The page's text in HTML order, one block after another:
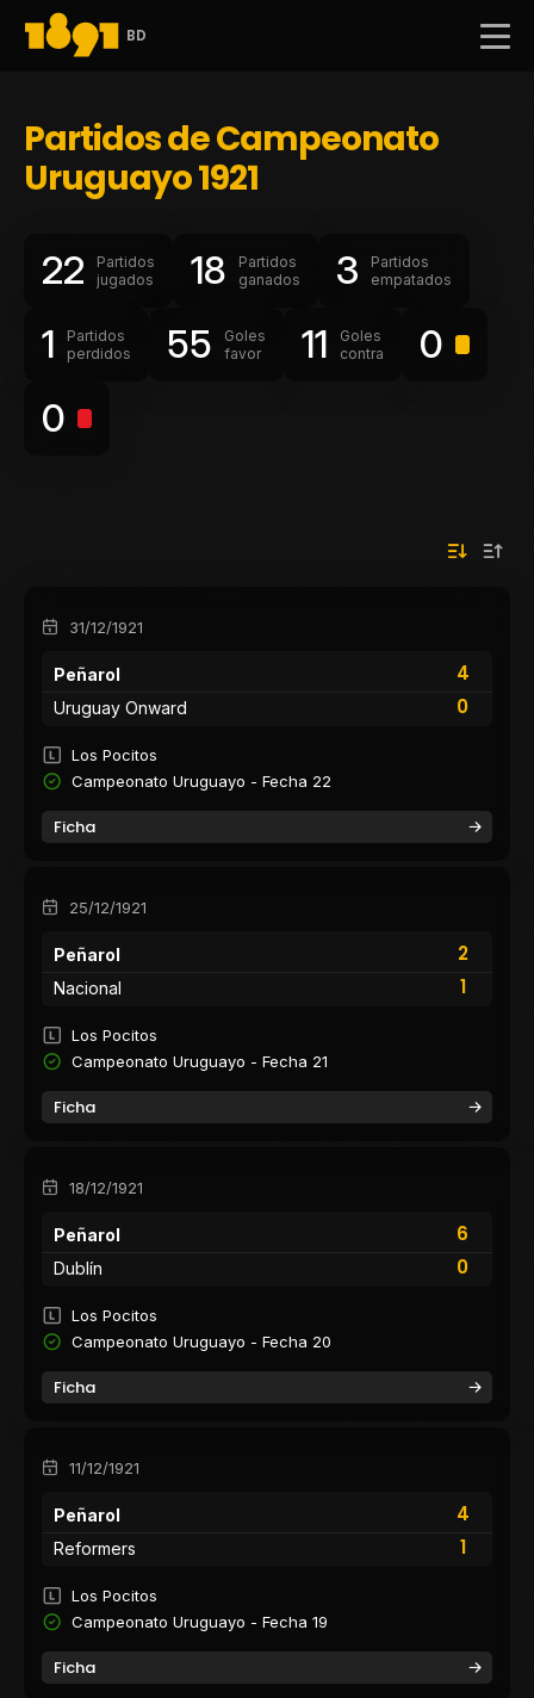
BD
Partidos de Campeonato
Uruguayo 1921
22
Partidos
jugados
18
Partidos
ganados
3
Partidos
empatados
1
Partidos
perdidos
55
Goles
favor
11
Goles
contra
0
0
31/12/1921
Peñarol
4
0
Uruguay Onward
Los Pocitos
Campeonato Uruguayo - Fecha 22
Ficha
25/12/1921
Peñarol
2
1
Nacional
Los Pocitos
Campeonato Uruguayo - Fecha 21
Ficha
18/12/1921
Peñarol
6
0
Dublín
Los Pocitos
Campeonato Uruguayo - Fecha 20
Ficha
11/12/1921
Peñarol
4
1
Reformers
Los Pocitos
Campeonato Uruguayo - Fecha 19
Ficha